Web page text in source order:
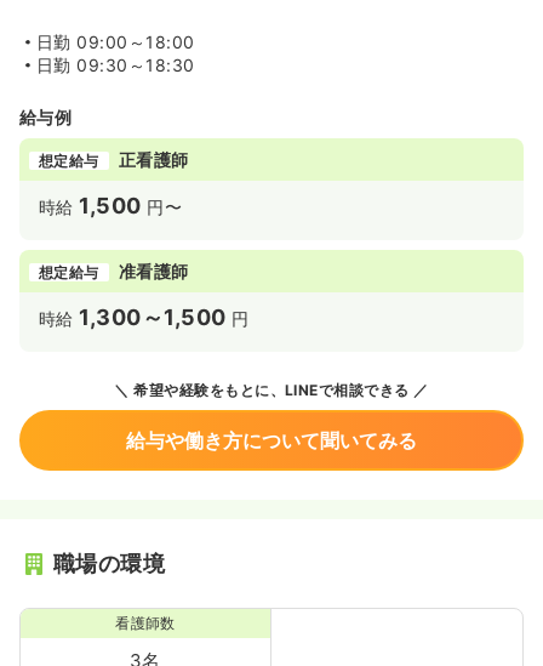
日勤 09:00～18:00
日勤 09:30～18:30
給与例
想定給与 正看護師
時給 1,500 円〜
想定給与 准看護師
時給 1,300～1,500 円
希望や経験をもとに、LINEで相談できる
給与や働き方について聞いてみる
職場の環境
看護師数
3名